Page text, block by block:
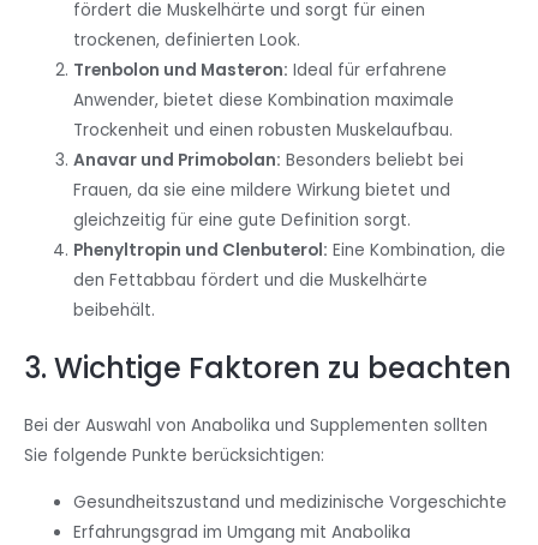
fördert die Muskelhärte und sorgt für einen
trockenen, definierten Look.
Trenbolon und Masteron: Ideal für erfahrene
Anwender, bietet diese Kombination maximale
Trockenheit und einen robusten Muskelaufbau.
Anavar und Primobolan: Besonders beliebt bei
Frauen, da sie eine mildere Wirkung bietet und
gleichzeitig für eine gute Definition sorgt.
Phenyltropin und Clenbuterol: Eine Kombination, die
den Fettabbau fördert und die Muskelhärte
beibehält.
3. Wichtige Faktoren zu beachten
Bei der Auswahl von Anabolika und Supplementen sollten
Sie folgende Punkte berücksichtigen:
Gesundheitszustand und medizinische Vorgeschichte
Erfahrungsgrad im Umgang mit Anabolika